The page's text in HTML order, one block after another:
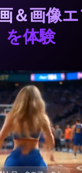
＆画像
を体験